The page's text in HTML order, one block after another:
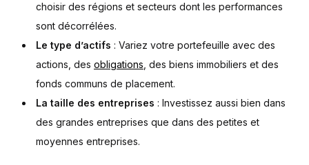
choisir des régions et secteurs dont les performances
sont décorrélées.
Le type d’actifs : Variez votre portefeuille avec des
actions, des obligations , des biens immobiliers et des
fonds communs de placement.
La taille des entreprises : Investissez aussi bien dans
des grandes entreprises que dans des petites et
moyennes entreprises.